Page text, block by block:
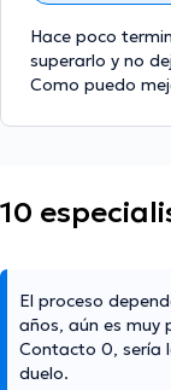
Hace poco
superarlo y no
Como puedo
10
El proceso
años, aún es
Contacto 0, sería
duelo.